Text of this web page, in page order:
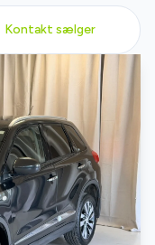
Kontakt sælger